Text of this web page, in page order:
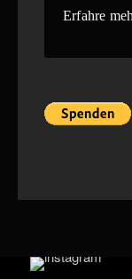
Erfahre